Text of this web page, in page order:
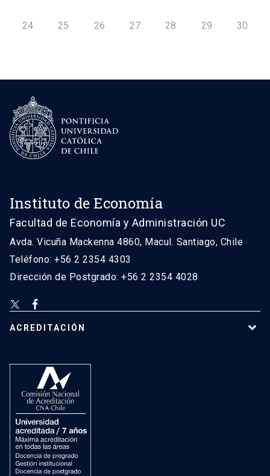
24 25 26 27 28 29 30
Instituto de Economía
Facultad de Economía y Administración UC
Avda. Vicuña Mackenna 4860, Macul. Santiago, Chile
Teléfono: +56 2 2354 4303
Dirección de Postgrado: +56 2 2354 4028
ACREDITACIÓN